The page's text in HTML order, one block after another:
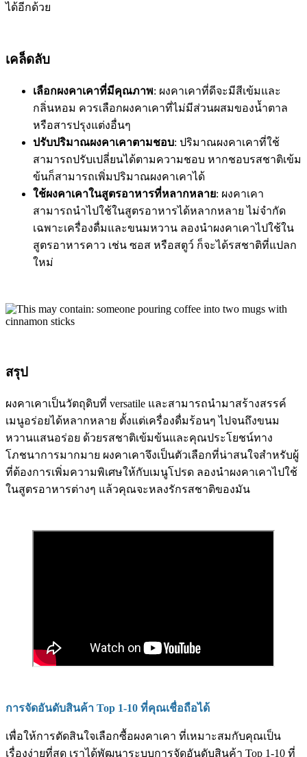
ได้อีกด้วย
เคล็ดลับ
เลือกผงคาเคาที่มีคุณภาพ: ผงคาเคาที่ดีจะมีสีเข้มและ
กลิ่นหอม ควรเลือกผงคาเคาที่ไม่มีส่วนผสมของน้ำตาล
หรือสารปรุงแต่งอื่นๆ
ปรับปริมาณผงคาเคาตามชอบ: ปริมาณผงคาเคาที่ใช้
สามารถปรับเปลี่ยนได้ตามความชอบ หากชอบรสชาติเข้ม
ข้นก็สามารถเพิ่มปริมาณผงคาเคาได้
ใช้ผงคาเคาในสูตรอาหารที่หลากหลาย: ผงคาเคา
สามารถนำไปใช้ในสูตรอาหารได้หลากหลาย ไม่จำกัด
เฉพาะเครื่องดื่มและขนมหวาน ลองนำผงคาเคาไปใช้ใน
สูตรอาหารคาว เช่น ซอส หรือสตูว์ ก็จะได้รสชาติที่แปลก
ใหม่
สรุป
ผงคาเคาเป็นวัตถุดิบที่ versatile และสามารถนำมาสร้างสรรค์
เมนูอร่อยได้หลากหลาย ตั้งแต่เครื่องดื่มร้อนๆ ไปจนถึงขนม
หวานแสนอร่อย ด้วยรสชาติเข้มข้นและคุณประโยชน์ทาง
โภชนาการมากมาย ผงคาเคาจึงเป็นตัวเลือกที่น่าสนใจสำหรับผู้
ที่ต้องการเพิ่มความพิเศษให้กับเมนูโปรด ลองนำผงคาเคาไปใช้
ในสูตรอาหารต่างๆ แล้วคุณจะหลงรักรสชาติของมัน
การจัดอันดับสินค้า Top 1-10 ที่คุณเชื่อถือได้
เพื่อให้การตัดสินใจเลือกซื้อผงคาเคา ที่เหมาะสมกับคุณเป็น
เรื่องง่ายที่สุด เราได้พัฒนาระบบการจัดอันดับสินค้า Top 1-10 ที่